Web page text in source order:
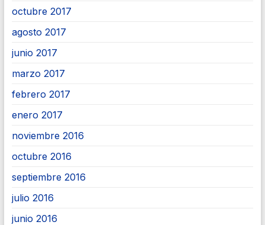
octubre 2017
agosto 2017
junio 2017
marzo 2017
febrero 2017
enero 2017
noviembre 2016
octubre 2016
septiembre 2016
julio 2016
junio 2016